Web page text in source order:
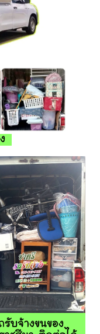
รับจ้างขนของ